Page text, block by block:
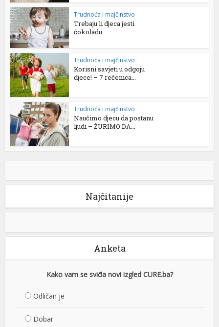
Trudnoća i majčinstvo
Trebaju li djeca jesti
čokoladu
Trudnoća i majčinstvo
Korisni savjeti u odgoju
djece! – 7 rečenica...
Trudnoća i majčinstvo
Naučimo djecu da postanu
ljudi – ŽURIMO DA...
Najčitanije
Anketa
Kako vam se sviđa novi izgled CURE.ba?
Odličan je
Dobar